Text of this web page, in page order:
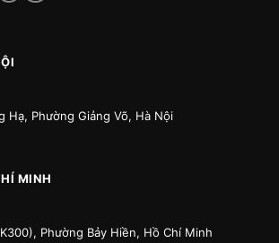
Hạ, Phường Giảng Võ, Hà Nội
MINH
Phường Bảy Hiền, Hồ Chí Minh